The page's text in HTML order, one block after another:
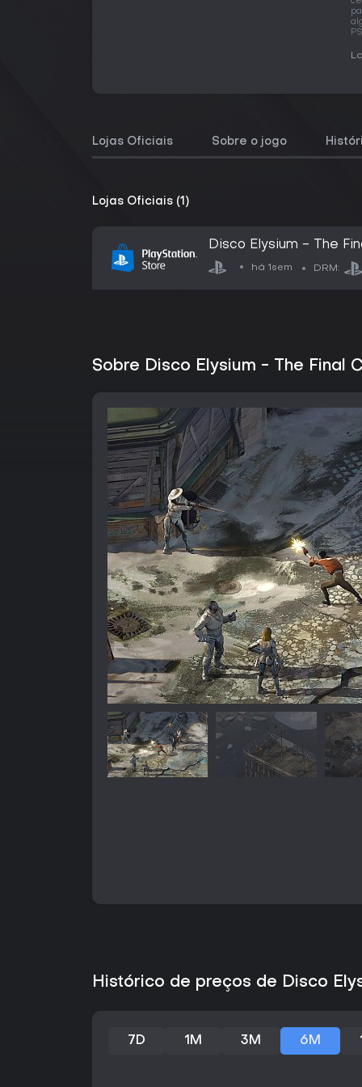
Lojas Oficiais Sobre o jogo
Lojas Oficiais (1)
Disco Elysium - The
há 1sem DRM:
Sobre Disco Elysium - The Final
Histórico de preços de Disco
7D 1M 3M 6M